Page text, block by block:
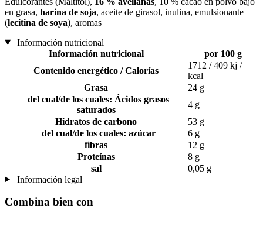
en grasa, harina de soja, aceite de girasol, inulina, emulsionante
(lecitina de soya), aromas
Información nutricional
Información nutricional
por 100 g
Contenido energético / Calorías
1712 / 409 kj /
kcal
Grasa
24 g
del cual/de los cuales: Ácidos grasos
saturados
4 g
Hidratos de carbono
53 g
del cual/de los cuales: azúcar
6 g
fibras
12 g
Proteínas
8 g
sal
0,05 g
Información legal
Combina bien con